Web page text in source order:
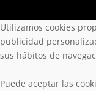
Utilizamos cookies
publicidad
sus hábitos de
Puede aceptar las